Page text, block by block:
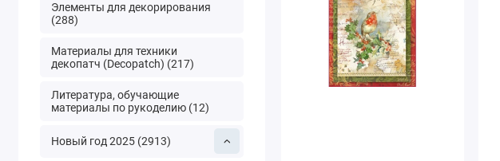
Элементы для декорирования
(288)
Материалы для техники
декопатч (Decopatch) (217)
Литература, обучающие
материалы по рукоделию (12)
Новый год 2025 (2913)